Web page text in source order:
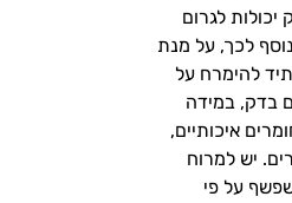
יכולות לגרום
לכך, על מנת
להימרח על
בדק, במידה
איכותיים,
יש למרוח
על פי